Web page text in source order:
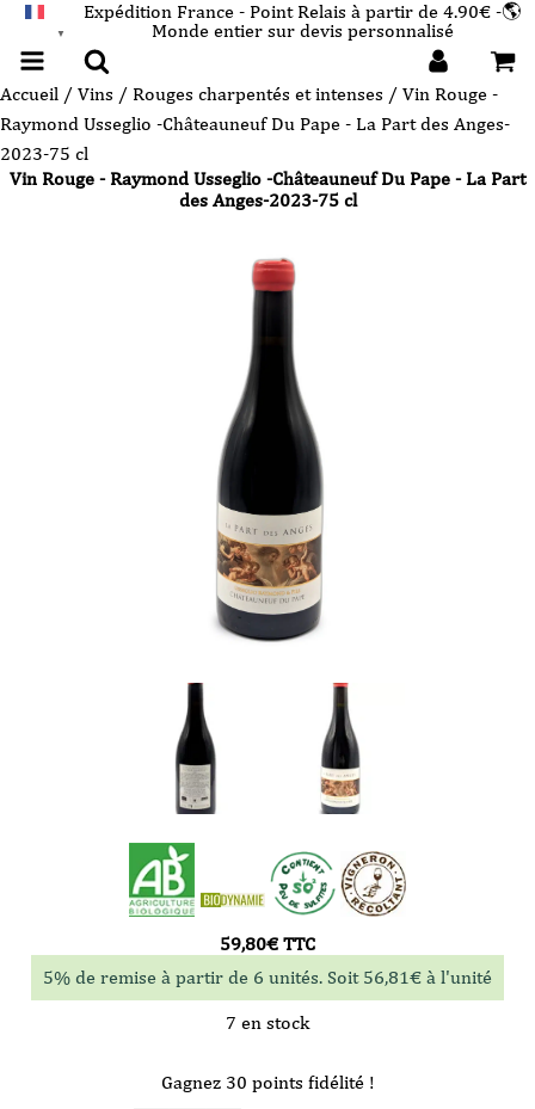
▼
Expédition France - Point Relais à partir de 4.90€ -🌎
Monde entier sur devis personnalisé
Accueil / Vins / Rouges charpentés et intenses / Vin Rouge -
Raymond Usseglio -Châteauneuf Du Pape - La Part des Anges-
2023-75 cl
Vin Rouge - Raymond Usseglio -Châteauneuf Du Pape - La Part
des Anges-2023-75 cl
59,80€ TTC
5% de remise à partir de 6 unités. Soit 56,81€ à l'unité
7 en stock
Gagnez 30 points fidélité !